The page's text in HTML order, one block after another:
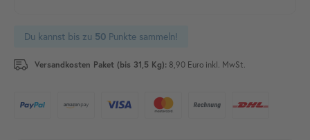
Du kannst bis zu 50 Punkte sammeln!
Versandkosten Paket (bis 31,5 Kg): 8,90 Euro inkl. MwSt.